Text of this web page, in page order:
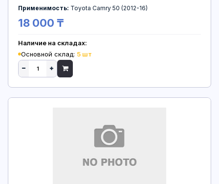
Применимость: Toyota Camry 50 (2012-16)
18 000 ₸
Наличие на складах:
Основной склад: 5 шт